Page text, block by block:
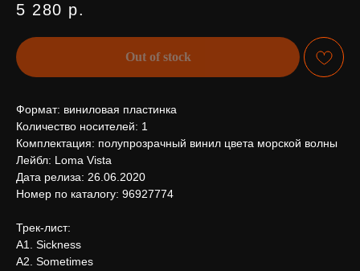
5 280 р.
Out of stock
Формат: виниловая пластинка
Количество носителей: 1
Комплектация: полупрозрачный винил цвета морской волны
Лейбл: Loma Vista
Дата релиза: 26.06.2020
Номер по каталогу: 96927774
Трек-лист:
А1. Sickness
А2. Sometimes